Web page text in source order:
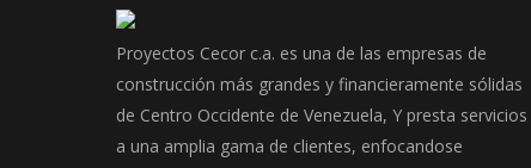
Proyectos Cecor c.a. es una de las empresas de
construcción más grandes y financieramente sólidas
de Centro Occidente de Venezuela, Y presta servicios
a una amplia gama de clientes, enfocandose